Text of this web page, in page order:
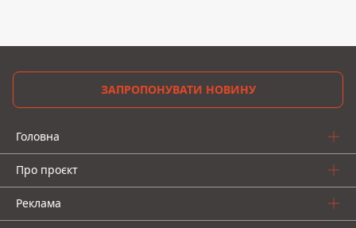
ЗАПРОПОНУВАТИ НОВИНУ
Головна
Про проєкт
Реклама